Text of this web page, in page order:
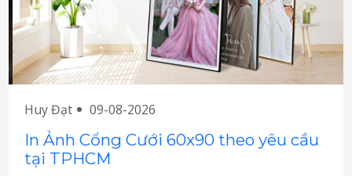
Huy Đạt 09-08-2026
In Ảnh Cổng Cưới 60x90 theo yêu cầu
tại TPHCM